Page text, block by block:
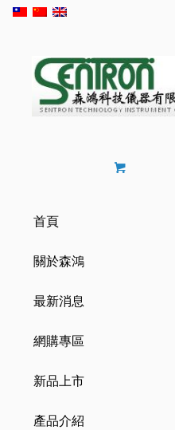
首頁
關於森鴻
最新消息
網購專區
新品上市
產品介紹